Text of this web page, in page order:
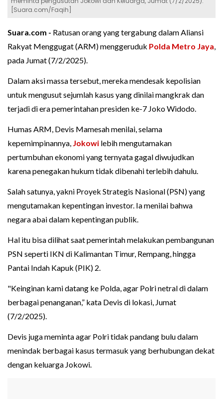
[Suara.com/Faqih]
Suara.com - Ratusan orang yang tergabung dalam Aliansi
Rakyat Menggugat (ARM) menggeruduk Polda Metro Jaya,
pada Jumat (7/2/2025).
Dalam aksi massa tersebut, mereka mendesak kepolisian
untuk mengusut sejumlah kasus yang dinilai mangkrak dan
terjadi di era pemerintahan presiden ke-7 Joko Widodo.
Humas ARM, Devis Mamesah menilai, selama
kepemimpinannya, Jokowi lebih mengutamakan
pertumbuhan ekonomi yang ternyata gagal diwujudkan
karena penegakan hukum tidak dibenahi terlebih dahulu.
Salah satunya, yakni Proyek Strategis Nasional (PSN) yang
mengutamakan kepentingan investor. Ia menilai bahwa
negara abai dalam kepentingan publik.
Hal itu bisa dilihat saat pemerintah melakukan pembangunan
PSN seperti IKN di Kalimantan Timur, Rempang, hingga
Pantai Indah Kapuk (PIK) 2.
"Keinginan kami datang ke Polda, agar Polri netral di dalam
berbagai penanganan,” kata Devis di lokasi, Jumat
(7/2/2025).
Devis juga meminta agar Polri tidak pandang bulu dalam
menindak berbagai kasus termasuk yang berhubungan dekat
dengan keluarga Jokowi.